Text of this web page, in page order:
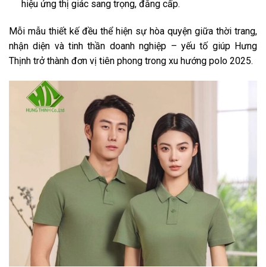
hiệu ứng thị giác sang trọng, đẳng cấp.
Mỗi mẫu thiết kế đều thể hiện sự hòa quyện giữa thời trang,
nhận diện và tinh thần doanh nghiệp – yếu tố giúp Hưng
Thịnh trở thành đơn vị tiên phong trong xu hướng polo 2025.